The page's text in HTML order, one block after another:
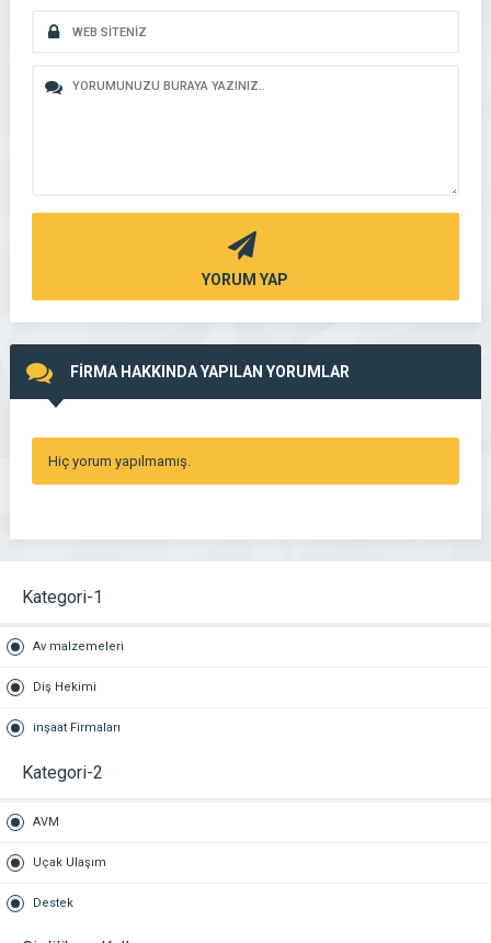
YORUM YAP
FİRMA HAKKINDA YAPILAN YORUMLAR
Hiç yorum yapılmamış.
Kategori-1
Av malzemeleri
Diş Hekimi
inşaat Firmaları
Kategori-2
AVM
Uçak Ulaşım
Destek